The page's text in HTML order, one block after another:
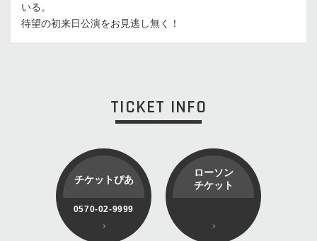
いる。
待望の初来日公演をお見逃し無く！
TICKET INFO
チケットぴあ
0570-02-9999
ローソン
チケット